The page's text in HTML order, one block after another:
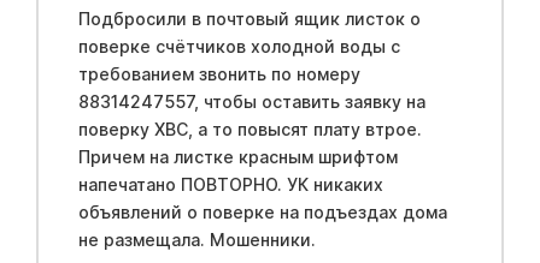
Подбросили в почтовый ящик листок о
поверке счётчиков холодной воды с
требованием звонить по номеру
88314247557, чтобы оставить заявку на
поверку ХВС, а то повысят плату втрое.
Причем на листке красным шрифтом
напечатано ПОВТОРНО. УК никаких
объявлений о поверке на подъездах дома
не размещала. Мошенники.